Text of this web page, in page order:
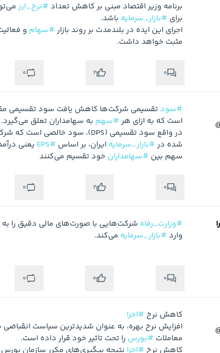
برنامه وزیر اقتصاد مبنی بر کاهش تعداد #نرخ_ارز
برای #بازار_سرمایه
اجرای این ایده در بلندمدت بر روند بازار #سهام
مثبت خواهد داشت.
0
2
0
#سود
است که به ازای هر #سهم
شده در #بازار_سرمایه ایران، بر اساس #EPS
سهم بین #سهامداران خود تقسیم می‌کنند
0
2
0
#وزارت_رفاه
وارد #بازار_سرمایه می‌کند.
0
0
0
کاهش نرخ #اخزا
معاملات #بورس
کاهش نرخ #اخزا نتیجه پیگیری‌های مکرر سازمان بورس با